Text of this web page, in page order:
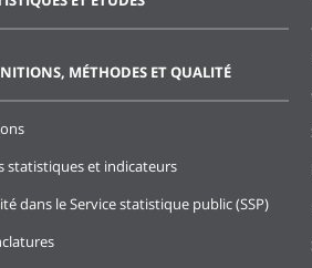
MÉTHODES ET QUALITÉ
statistiques et indicateurs
dans le Service statistique public (SSP)